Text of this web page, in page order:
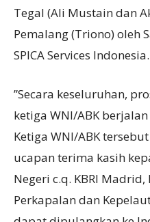
Tegal (Ali Mustain dan
Pemalang (Triono) oleh
SPICA Services Indonesia.
”Secara keseluruhan,
ketiga WNI/ABK
Ketiga WNI/ABK
ucapan terima kasih
Negeri c.q. KBRI
Perkapalan dan